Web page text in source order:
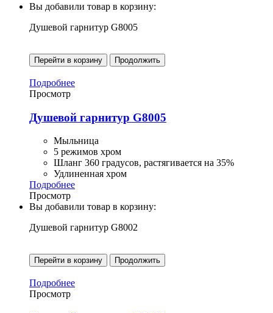
Вы добавили товар в корзину:
Душевой гарнитур G8005
Перейти в корзину Продолжить
Подробнее
Просмотр
Душевой гарнитур G8005
Мыльница
5 режимов хром
Шланг 360 градусов, растягивается на 35%
Удлиненная хром
Подробнее
Просмотр
Вы добавили товар в корзину:
Душевой гарнитур G8002
Перейти в корзину Продолжить
Подробнее
Просмотр